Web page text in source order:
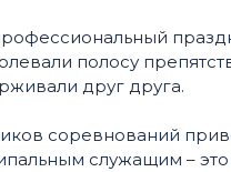
полосу
друг друга.
соревнований
служащим – это